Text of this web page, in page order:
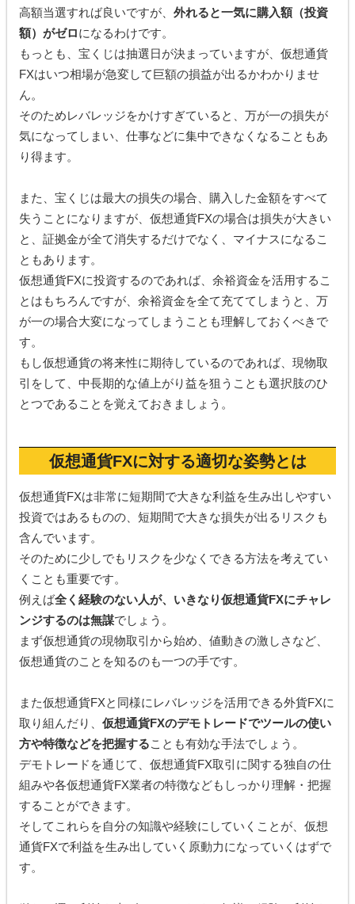
高額当選すれば良いですが、 外れると一気に購入額（投資
額）がゼロになるわけです。
もっとも、宝くじは抽選日が決まっていますが、仮想通貨
FXはいつ相場が急変して巨額の損益が出るかわかりませ
ん。
そのためレバレッジをかけすぎていると、万が一の損失が
気になってしまい、仕事などに集中できなくなることもあ
り得ます。
また、宝くじは最大の損失の場合、購入した金額をすべて
失うことになりますが、仮想通貨FXの場合は損失が大きい
と、証拠金が全て消失するだけでなく、マイナスになるこ
ともあります。
仮想通貨FXに投資するのであれば、余裕資金を活用するこ
とはもちろんですが、余裕資金を全て充ててしまうと、万
が一の場合大変になってしまうことも理解しておくべきで
す。
もし仮想通貨の将来性に期待しているのであれば、現物取
引をして、中長期的な値上がり益を狙うことも選択肢のひ
とつであることを覚えておきましょう。
仮想通貨FXに対する適切な姿勢とは
仮想通貨FXは非常に短期間で大きな利益を生み出しやすい
投資ではあるものの、短期間で大きな損失が出るリスクも
含んでいます。
そのために少しでもリスクを少なくできる方法を考えてい
くことも重要です。
例えば全く経験のない人が、いきなり仮想通貨FXにチャレ
ンジするのは無謀でしょう。
まず仮想通貨の現物取引から始め、値動きの激しさなど、
仮想通貨のことを知るのも一つの手です。
また仮想通貨FXと同様にレバレッジを活用できる外貨FXに
取り組んだり、 仮想通貨FXのデモトレードでツールの使い
方や特徴などを把握することも有効な手法でしょう。
デモトレードを通じて、仮想通貨FX取引に関する独自の仕
組みや各仮想通貨FX業者の特徴などもしっかり理解・把握
することができます。
そしてこれらを自分の知識や経験にしていくことが、仮想
通貨FXで利益を生み出していく原動力になっていくはずで
す。